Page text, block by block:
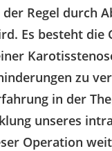
Regel durch
Es besteht die
zu
in der
unseres
Operation